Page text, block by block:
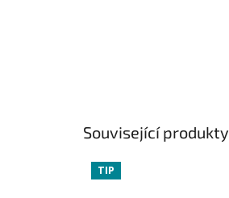
Související produkty
TIP